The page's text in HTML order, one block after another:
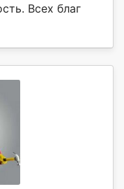
Всех благ